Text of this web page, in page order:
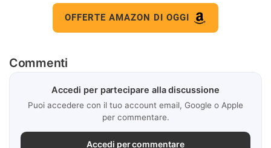
OFFERTE AMAZON DI OGGI
Commenti
Accedi per partecipare alla discussione
Puoi accedere con il tuo account email, Google o Apple
per commentare.
Accedi per commentare